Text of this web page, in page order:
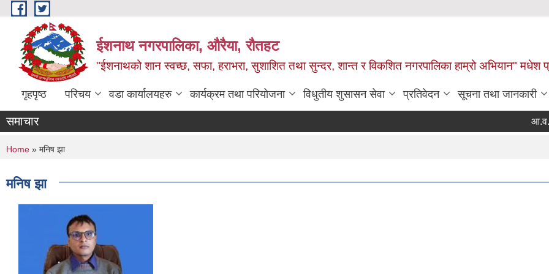
Skip to main content
ईशनाथ नगरपालिका, औरैया, रौतहट
"ईशनाथको शान स्वच्छ, सफा, हराभरा, सुशाशित तथा सुन्दर, शान्त र विकशित नगरपालिका हाम्रो अभियान" मधेश
गृहपृष्ठ परिचय वडा कार्यालयहरु कार्यक्रम तथा परियोजना विधुतीय शुसासन सेवा प्रतिवेदन सूचना तथा जानकारी
समाचार आ.व.
You are here
Home » मनिष झा
मनिष झा